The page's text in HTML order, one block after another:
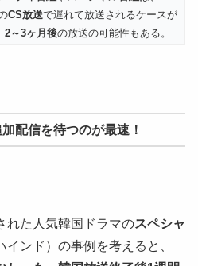
CS放送で遅れて放送されるケースが
2～3ヶ月後の放送の可能性もある。
配信を待つのが最速！
れた人気韓国ドラマのスペシャ
インド）の事例を考えると、